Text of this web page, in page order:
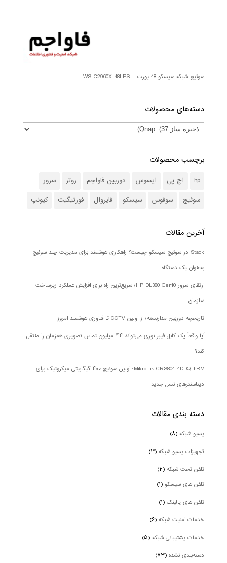
سوئیچ شبکه سیسکو 48 پورت WS-C2960X-48LPS-L
دسته‌های محصولات
برچسب محصولات
hp اچ پی ایسوس دوربین فاواجم روتر
سرور
سوئیچ
سوفوس سیسکو فایروال فورتیگیت کیونپ
آخرین مقالات
Stack در سوئیچ سیسکو چیست؟ راهکاری هوشمند برای مدیریت چند سوئیچ
به‌عنوان یک دستگاه
ارتقای سرور HP DL380 Gen10؛ سریع‌ترین راه برای افزایش عملکرد زیرساخت
سازمان
تاریخچه دوربین مداربسته؛ از اولین CCTV تا فناوری هوشمند امروز
آیا واقعاً یک کابل فیبر نوری می‌تواند ۴۴ میلیون تماس تصویری همزمان را منتقل
کند؟
MikroTik CRS804-4DDQ-hRM؛ اولین سوئیچ ۴۰۰ گیگابیتی میکروتیک برای
دیتاسنترهای نسل جدید
دسته بندی‌ مقالات
پسیو شبکه(۸)
تجهیزات پسیو شبکه(۳)
تلفن تحت شبکه(۲)
تلفن های سیسکو(۱)
تلفن های یالینک(۱)
خدمات امنیت شبکه(۶)
خدمات پشتیبانی شبکه(۵)
دسته‌بندی نشده(۷۳)